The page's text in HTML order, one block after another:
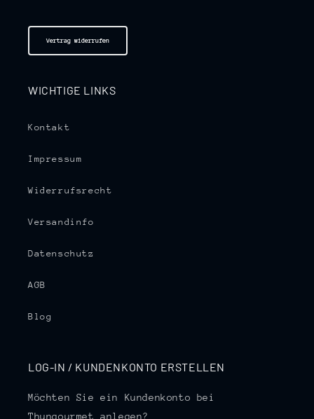
Vertrag widerrufen
WICHTIGE LINKS
Kontakt
Impressum
Widerrufsrecht
Versandinfo
Datenschutz
AGB
Blog
LOG-IN / KUNDENKONTO ERSTELLEN
Möchten Sie ein Kundenkonto bei
Thungourmet anlegen?